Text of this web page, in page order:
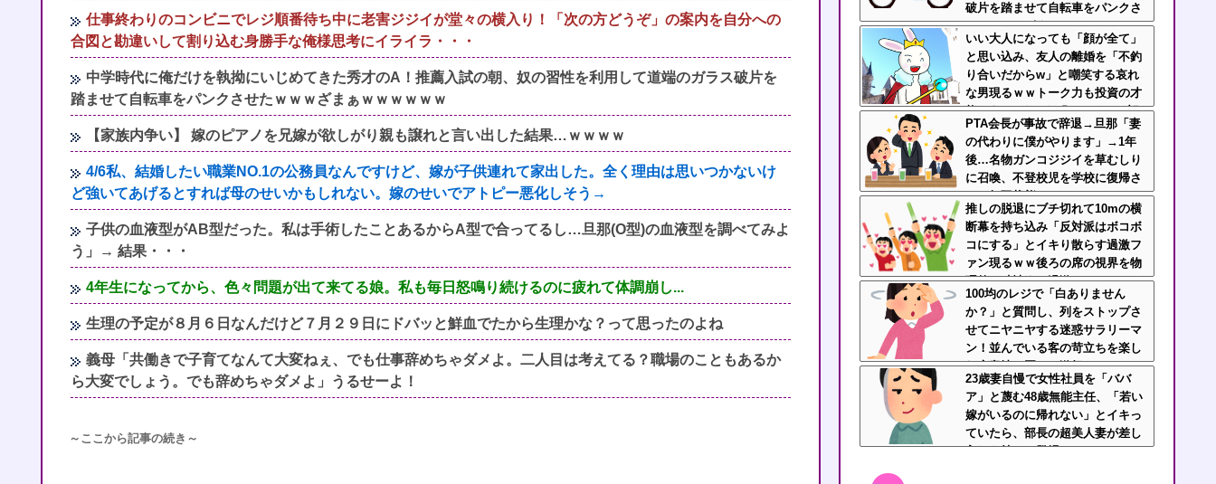
仕事終わりのコンビニでレジ順番待ち中に老害ジジイが堂々の横入り！「次の方どうぞ」の案内を自分への
合図と勘違いして割り込む身勝手な俺様思考にイライラ・・・
中学時代に俺だけを執拗にいじめてきた秀才のA！推薦入試の朝、奴の習性を利用して道端のガラス破片を
踏ませて自転車をパンクさせたｗｗｗざまぁｗｗｗｗｗｗ
【家族内争い】 嫁のピアノを兄嫁が欲しがり親も譲れと言い出した結果…ｗｗｗｗ
4/6私、結婚したい職業NO.1の公務員なんですけど、嫁が子供連れて家出した。全く理由は思いつかないけ
ど強いてあげるとすれば母のせいかもしれない。嫁のせいでアトピー悪化しそう→
子供の血液型がAB型だった。私は手術したことあるからA型で合ってるし…旦那(O型)の血液型を調べてみよ
う」→ 結果・・・
4年生になってから、色々問題が出て来てる娘。私も毎日怒鳴り続けるのに疲れて体調崩し...
生理の予定が８月６日なんだけど７月２９日にドバッと鮮血でたから生理かな？って思ったのよね
義母「共働きで子育てなんて大変ねぇ、でも仕事辞めちゃダメよ。二人目は考えてる？職場のこともあるか
ら大変でしょう。でも辞めちゃダメよ」うるせーよ！
～ここから記事の続き～
破片を踏ませて自転車をパンクさ
せたｗｗｗざまぁｗｗｗｗｗｗ
いい大人になっても「顔が全て」
と思い込み、友人の離婚を「不釣
り合いだからw」と嘲笑する哀れ
な男現るｗｗトーク力も投資の才
能もあるBくんを叩いてドヤる顔
ファン男の浅はかさにガチで絶句
PTA会長が事故で辞退→旦那「妻
の代わりに僕がやります」→1年
後…名物ガンコジジイを草むしり
に召喚、不登校児を学校に復帰さ
せる無双状態にｗｗ
推しの脱退にブチ切れて10mの横
断幕を持ち込み「反対派はボコボ
コにする」とイキり散らす過激フ
ァン現るｗｗ後ろの席の視界を物
理的に破壊する過激ファンにイラ
イラが止まらん
100均のレジで「白ありません
か？」と質問し、列をストップさ
せてニヤニヤする迷惑サラリーマ
ン！並んでいる客の苛立ちを楽し
む底意地の悪さに激怒
23歳妻自慢で女性社員を「ババ
ア」と蔑む48歳無能主任、「若い
嫁がいるのに帰れない」とイキっ
ていたら、部長の超美人妻が差し
入れを持って登場ｗｗｗｗ